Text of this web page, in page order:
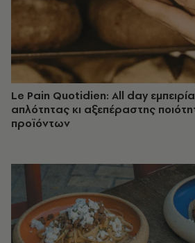
Le Pain Quotidien: All day
απλότητας κι αξεπέραστης
προϊόντων